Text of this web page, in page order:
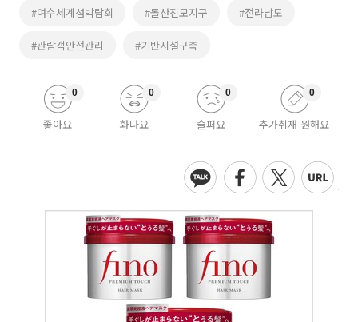
#여수세계섬박람회 #돌산진모지구 #전라남도
#관람객안전관리 #기반시설구축
좋아요
0
화나요
0
슬퍼요
0
추가취재 원해요
0